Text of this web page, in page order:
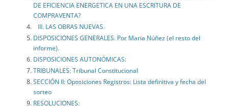
DE EFICIENCIA ENERGETICA EN UNA ESCRITURA DE
COMPRAVENTA?
III. LAS OBRAS NUEVAS.
DISPOSICIONES GENERALES. Por Maria Núñez (el resto del
informe).
DISPOSICIONES AUTONÓMICAS:
TRIBUNALES: Tribunal Constitucional
SECCIÓN II: Oposiciones Registros: Lista definitiva y fecha del
sorteo
RESOLUCIONES: